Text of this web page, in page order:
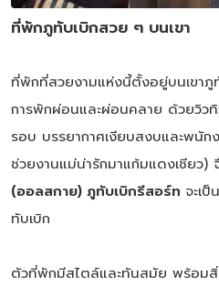
ที่พักภูทับเบิกสวย ๆ บนเขา
ที่พักที่สวยงามแห่งนี้ตั้งอยู่บนเขาภู
การพักผ่อนและผ่อนคลาย ด้วยวิว
รอบ บรรยากาศเงียบสงบและพนั
ช่วยงานแม่น่ารักมาแก้มแดงเชียว)
(ออลสกาย) ภูทับเบิกรีสอร์ท จะเ
ทับเบิก
ตัวที่พักมีสไตล์และทันสมัย พร้อม